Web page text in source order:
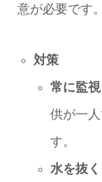
意が必要です。
対策
常に監視
供が一
す。
水を抜く